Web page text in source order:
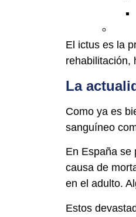
El ictus es la
rehabilitación,
La
Como ya es
sanguíneo
En España se
causa de
en el adulto.
Estos